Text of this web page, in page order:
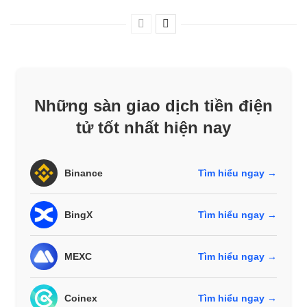
Những sàn giao dịch tiền điện
tử tốt nhất hiện nay
Binance Tìm hiểu ngay →
BingX Tìm hiểu ngay →
MEXC Tìm hiểu ngay →
Coinex Tìm hiểu ngay →